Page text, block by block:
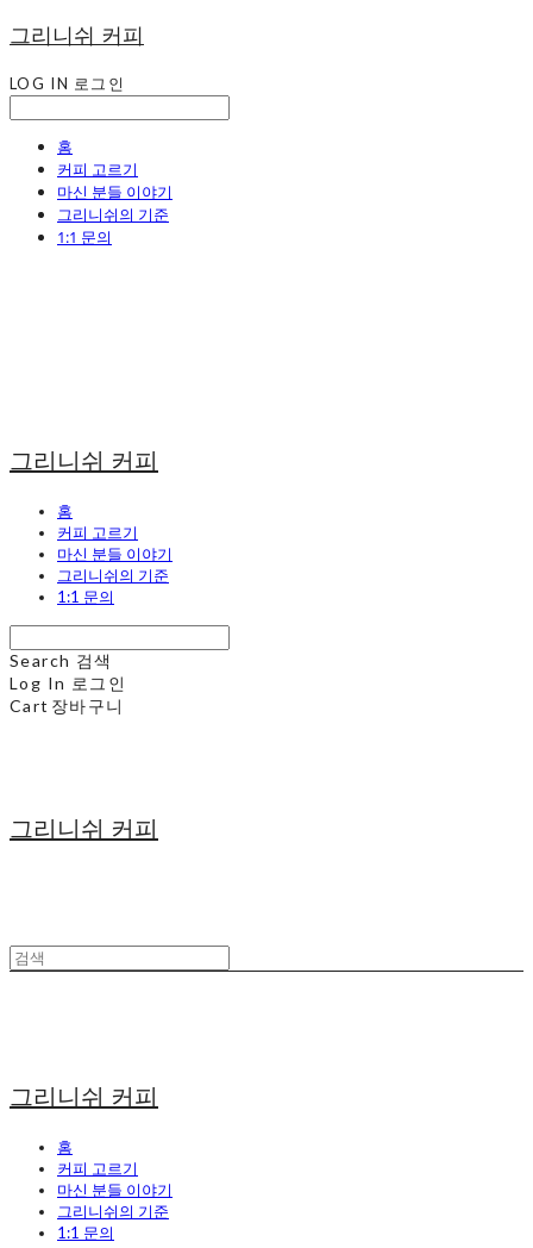
그리니쉬 커피
LOG IN 로그인
홈
커피 고르기
마신 분들 이야기
그리니쉬의 기준
1:1 문의
그리니쉬 커피
홈
커피 고르기
마신 분들 이야기
그리니쉬의 기준
1:1 문의
Search 검색
Log In 로그인
Cart 장바구니
그리니쉬 커피
그리니쉬 커피
홈
커피 고르기
마신 분들 이야기
그리니쉬의 기준
1:1 문의